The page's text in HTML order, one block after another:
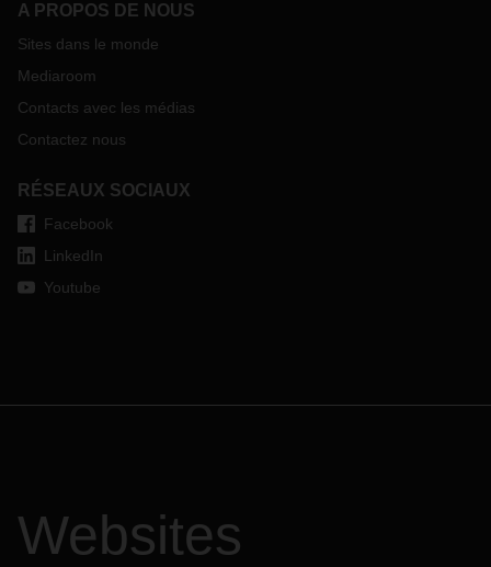
A PROPOS DE NOUS
Sites dans le monde
Mediaroom
Contacts avec les médias
Contactez nous
RÉSEAUX SOCIAUX
Facebook
LinkedIn
Youtube
Websites